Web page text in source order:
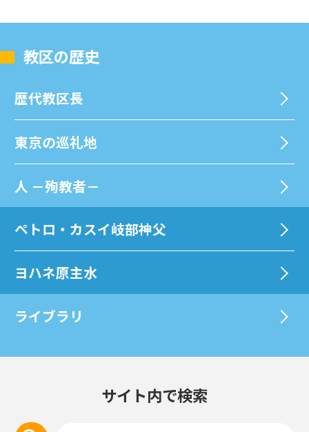
教区の歴史
歴代教区⻑
東京の巡礼地
⼈ －殉教者－
ペトロ・カスイ岐部神父
ヨハネ原主水
ライブラリ
サイト内で検索